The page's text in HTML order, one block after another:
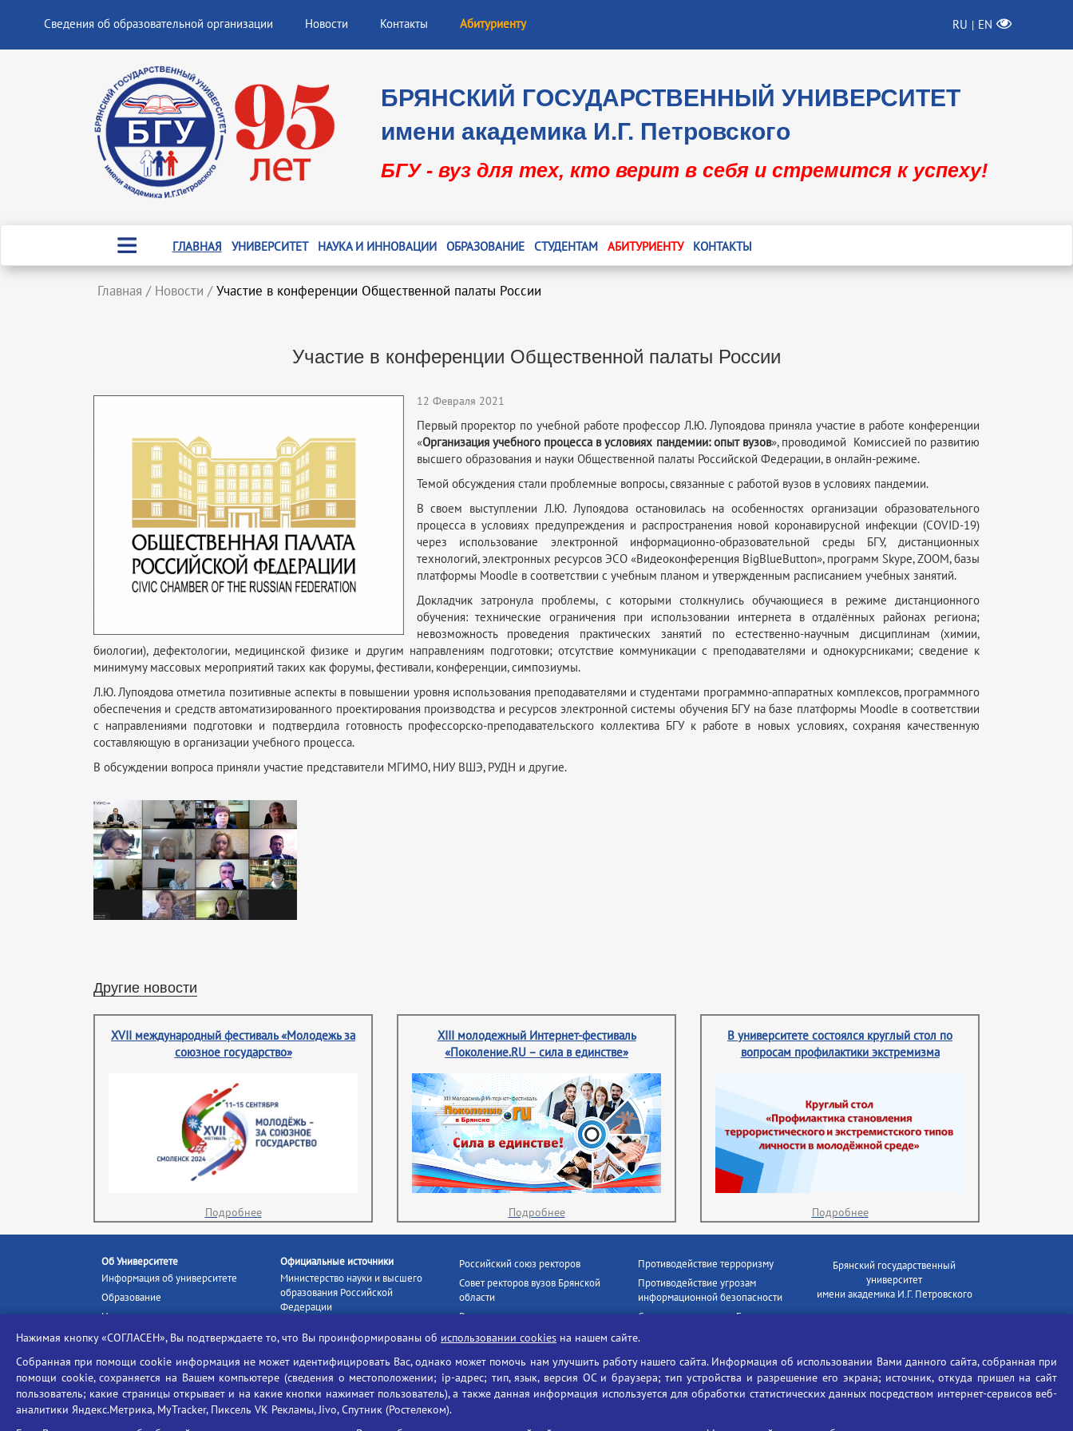
Сведения об образовательной организации Новости Контакты Абитуриенту RU | EN
БРЯНСКИЙ ГОСУДАРСТВЕННЫЙ УНИВЕРСИТЕТ
имени академика И.Г. Петровского
БГУ - вуз для тех, кто верит в себя и стремится к успеху!
ГЛАВНАЯ УНИВЕРСИТЕТ НАУКА И ИННОВАЦИИ ОБРАЗОВАНИЕ СТУДЕНТАМ АБИТУРИЕНТУ КОНТАКТЫ
Главная / Новости / Участие в конференции Общественной палаты России
Участие в конференции Общественной палаты России
12 Февраля 2021
Первый проректор по учебной работе профессор Л.Ю. Лупоядова приняла участие в работе конференции
«Организация учебного процесса в условиях пандемии: опыт вузов», проводимой Комиссией по развитию
высшего образования и науки Общественной палаты Российской Федерации, в онлайн-режиме.
Темой обсуждения стали проблемные вопросы, связанные с работой вузов в условиях пандемии.
В своем выступлении Л.Ю. Лупоядова остановилась на особенностях организации образовательного
процесса в условиях предупреждения и распространения новой коронавирусной инфекции (COVID-19)
через использование электронной информационно-образовательной среды БГУ, дистанционных
технологий, электронных ресурсов ЭСО «Видеоконференция BigBlueButton», программ Skype, ZOOM, базы
платформы Moodle в соответствии с учебным планом и утвержденным расписанием учебных занятий.
Докладчик затронула проблемы, с которыми столкнулись обучающиеся в режиме дистанционного
обучения: технические ограничения при использовании интернета в отдалённых районах региона;
невозможность проведения практических занятий по естественно-научным дисциплинам (химии,
биологии), дефектологии, медицинской физике и другим направлениям подготовки; отсутствие коммуникации с преподавателями и однокурсниками; сведение к
минимуму массовых мероприятий таких как форумы, фестивали, конференции, симпозиумы.
Л.Ю. Лупоядова отметила позитивные аспекты в повышении уровня использования преподавателями и студентами программно-аппаратных комплексов, программного
обеспечения и средств автоматизированного проектирования производства и ресурсов электронной системы обучения БГУ на базе платформы Moodle в соответствии
с направлениями подготовки и подтвердила готовность профессорско-преподавательского коллектива БГУ к работе в новых условиях, сохраняя качественную
составляющую в организации учебного процесса.
В обсуждении вопроса приняли участие представители МГИМО, НИУ ВШЭ, РУДН и другие.
Другие новости
XVII международный фестиваль «Молодежь за
союзное государство»
Подробнее
XIII молодежный Интернет-фестиваль
«Поколение.RU – сила в единстве»
Подробнее
В университете состоялся круглый стол по
вопросам профилактики экстремизма
Подробнее
Об Университете
Информация об университете
Образование
Наука и инновации
Абитуриенту
Ассоциация выпускников
Центр тестирования
иностранных граждан
Конкурс на замещение
Официальные источники
Министерство науки и высшего
образования Российской
Федерации
Портал «Российское
образование»
Единое окно информационных
ресурсов
Единая коллекция цифровых
образовательных ресурсов
Российский союз ректоров
Совет ректоров вузов Брянской
области
Росстудцентр
Наши партнёры
Портал «Русский язык»
Учительская газета
Противодействие терроризму
Противодействие угрозам
информационной безопасности
Социальные ролики - Генеральная
БГУ против наркотиков
Брянский государственный
университет
имени академика И.Г. Петровского
Телефон: +7(4832)58-90-85
Нажимая кнопку «СОГЛАСЕН», Вы подтверждаете то, что Вы проинформированы об использовании cookies на нашем сайте.
Собранная при помощи cookie информация не может идентифицировать Вас, однако может помочь нам улучшить работу нашего сайта. Информация об использовании Вами данного сайта, собранная при
помощи cookie, сохраняется на Вашем компьютере (сведения о местоположении; ip-адрес; тип, язык, версия ОС и браузера; тип устройства и разрешение его экрана; источник, откуда пришел на сайт
пользователь; какие страницы открывает и на какие кнопки нажимает пользователь), а также данная информация используется для обработки статистических данных посредством интернет-сервисов веб-
аналитики Яндекс.Метрика, MyTracker, Пиксель VK Рекламы, Jivo, Спутник (Ростелеком).